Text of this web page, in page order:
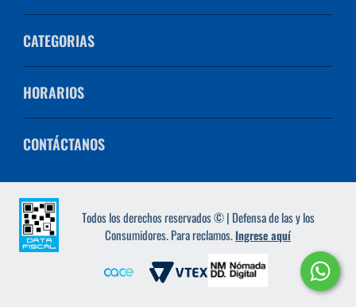
CATEGORIAS
HORARIOS
CONTÁCTANOS
Todos los derechos reservados © | Defensa de las y los
Consumidores. Para reclamos.Ingrese aquí